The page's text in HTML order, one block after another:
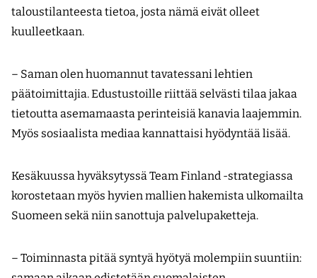
taloustilanteesta tietoa, josta nämä eivät olleet
kuulleetkaan.
– Saman olen huomannut tavatessani lehtien
päätoimittajia. Edustustoille riittää selvästi tilaa jakaa
tietoutta asemamaasta perinteisiä kanavia laajemmin.
Myös sosiaalista mediaa kannattaisi hyödyntää lisää.
Kesäkuussa hyväksytyssä Team Finland -strategiassa
korostetaan myös hyvien mallien hakemista ulkomailta
Suomeen sekä niin sanottuja palvelupaketteja.
– Toiminnasta pitää syntyä hyötyä molempiin suuntiin: